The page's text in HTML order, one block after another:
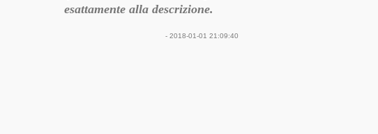
esattamente alla descrizione.
- 2018-01-01 21:09:40